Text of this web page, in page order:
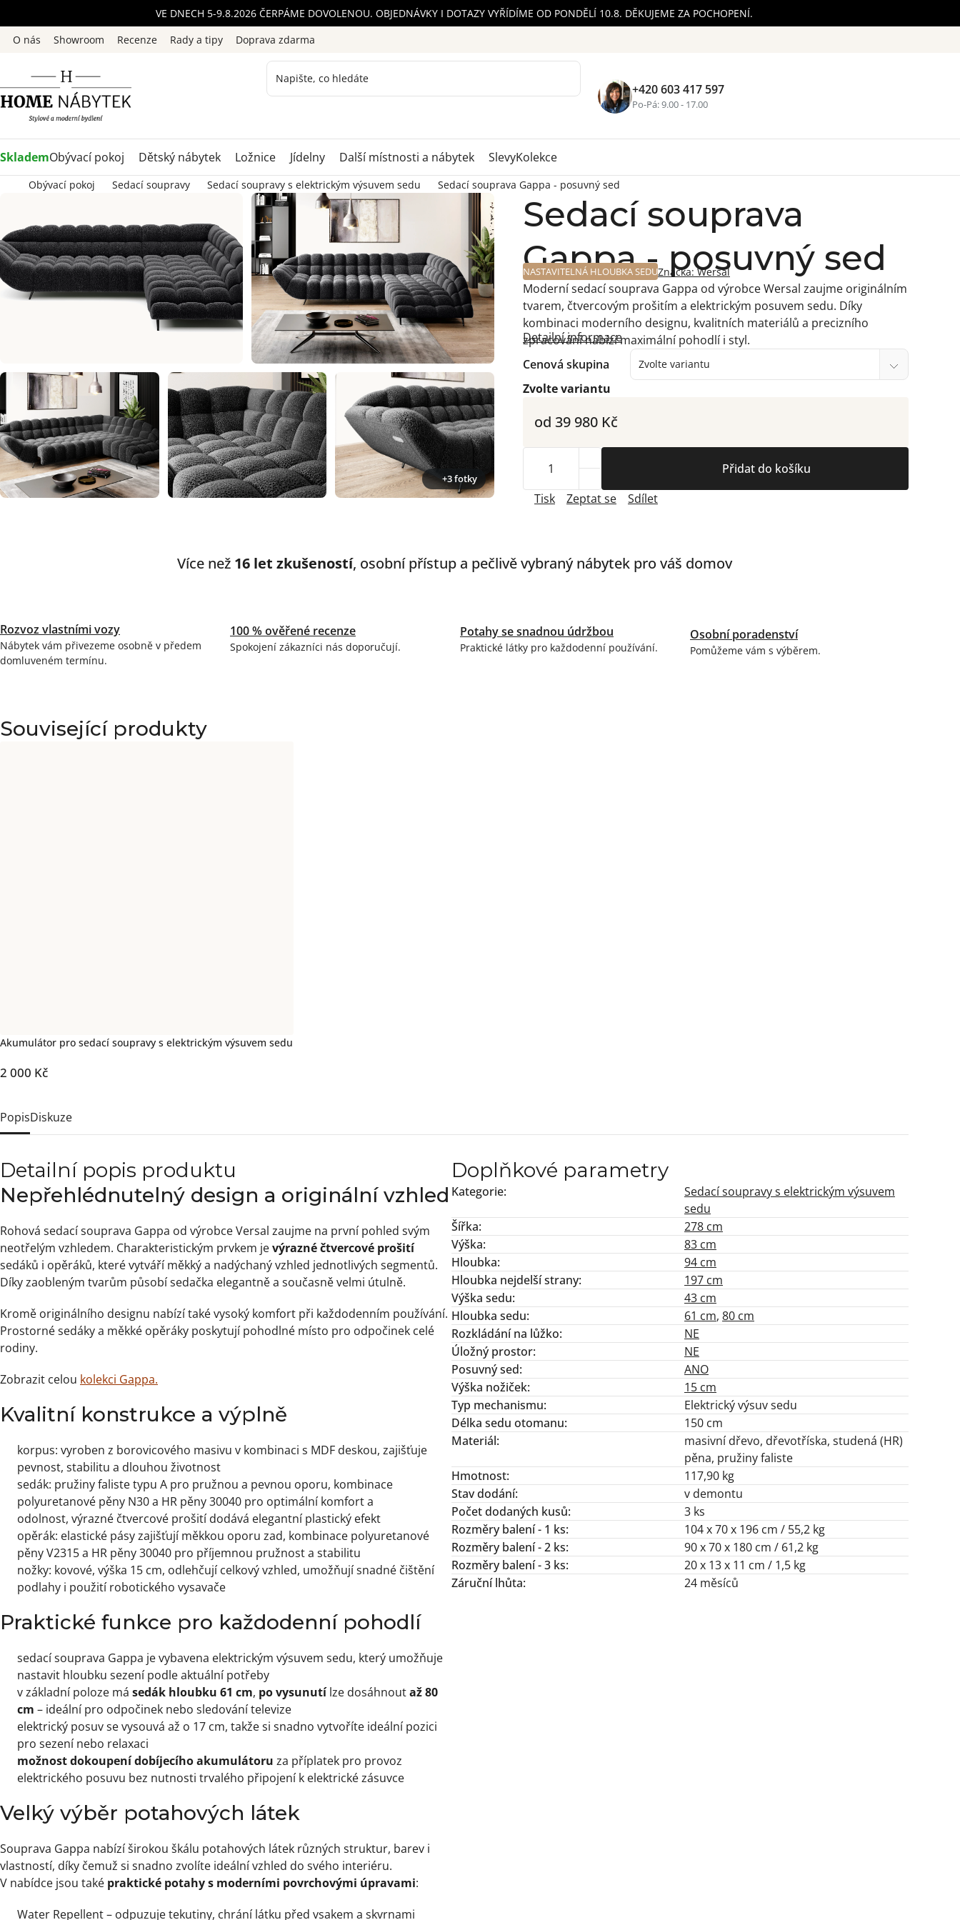
na
obsah
VE DNECH 5-9.8.2026 ČERPÁME DOVOLENOU. OBJEDNÁVKY I DOTAZY VYŘÍDÍME OD PONDĚLÍ 10.8. DĚKUJEME ZA POCHOPENÍ.
O nás
Showroom Recenze Rady a tipy Doprava zdarma
+420 603 417 597
Po-Pá: 9.00 - 17.00
SklademObývací pokoj Dětský nábytek Ložnice Jídelny Další místnosti a nábytek SlevyKolekce
Obývací pokoj Sedací soupravy Sedací soupravy s elektrickým výsuvem sedu Sedací souprava Gappa - posuvný sed
+3 fotky
Sedací souprava
Gappa - posuvný sed
NASTAVITELNÁ HLOUBKA SEDUZnačka:Wersal
od 39 980 Kč
Zvolte variantu
Cenová skupina
Přidat do košíku
Moderní sedací souprava Gappa od výrobce Wersal zaujme originálním
tvarem, čtvercovým prošitím a elektrickým posuvem sedu. Díky
kombinaci moderního designu, kvalitních materiálů a precizního
zpracování nabízí maximální pohodlí i styl.
Detailní informace
Tisk Zeptat se Sdílet
Více než 16 let zkušeností, osobní přístup a pečlivě vybraný nábytek pro váš domov
Rozvoz vlastními vozy
Nábytek vám přivezeme osobně v předem
domluveném termínu.
100 % ověřené recenze
Spokojení zákazníci nás doporučují.
Potahy se snadnou údržbou
Praktické látky pro každodenní používání.
Osobní poradenství
Pomůžeme vám s výběrem.
Související produkty
Akumulátor pro sedací soupravy s elektrickým výsuvem sedu
2 000 Kč
PopisDiskuze
Detailní popis produktu
Nepřehlédnutelný design a originální vzhled
Rohová sedací souprava Gappa od výrobce Versal zaujme na první pohled svým
neotřelým vzhledem. Charakteristickým prvkem jevýrazné čtvercové prošití
sedáků i opěráků, které vytváří měkký a nadýchaný vzhled jednotlivých segmentů.
Díky zaobleným tvarům působí sedačka elegantně a současně velmi útulně.
Kromě originálního designu nabízí také vysoký komfort při každodenním používání.
Prostorné sedáky a měkké opěráky poskytují pohodlné místo pro odpočinek celé
rodiny.
Zobrazit celou kolekci Gappa.
Kvalitní konstrukce a výplně
korpus: vyroben z borovicového masivu v kombinaci s MDF deskou, zajišťuje
pevnost, stabilitu a dlouhou životnost
sedák: pružiny faliste typu A pro pružnou a pevnou oporu, kombinace
polyuretanové pěny N30 a HR pěny 30040 pro optimální komfort a
odolnost, výrazné čtvercové prošití dodává elegantní plastický efekt
opěrák: elastické pásy zajišťují měkkou oporu zad, kombinace polyuretanové
pěny V2315 a HR pěny 30040 pro příjemnou pružnost a stabilitu
nožky: kovové, výška 15 cm, odlehčují celkový vzhled, umožňují snadné čištění
podlahy i použití robotického vysavače
Praktické funkce pro každodenní pohodlí
sedací souprava Gappa je vybavena elektrickým výsuvem sedu, který umožňuje
nastavit hloubku sezení podle aktuální potřeby
v základní poloze má sedák hloubku 61 cm, po vysunutílze dosáhnoutaž 80
cm – ideální pro odpočinek nebo sledování televize
elektrický posuv se vysouvá až o 17 cm, takže si snadno vytvoříte ideální pozici
pro sezení nebo relaxaci
možnost dokoupení dobíjecího akumulátoru za příplatek pro provoz
elektrického posuvu bez nutnosti trvalého připojení k elektrické zásuvce
Velký výběr potahových látek
Souprava Gappa nabízí širokou škálu potahových látek různých struktur, barev i
vlastností, díky čemuž si snadno zvolíte ideální vzhled do svého interiéru.
V nabídce jsou také praktické potahy s moderními povrchovými úpravami:
Water Repellent – odpuzuje tekutiny, chrání látku před vsakem a skvrnami
Doplňkové parametry
Kategorie:
Sedací soupravy s elektrickým výsuvem
sedu
Šířka:
278 cm
Výška:
83 cm
Hloubka:
94 cm
Hloubka nejdelší strany:
197 cm
Výška sedu:
43 cm
Hloubka sedu: 61 cm, 80 cm
Rozkládání na lůžko:
NE
Úložný prostor:
NE
Posuvný sed:
ANO
Výška nožiček:
15 cm
Typ mechanismu:
Elektrický výsuv sedu
Délka sedu otomanu:
150 cm
Materiál:
masivní dřevo, dřevotříska, studená (HR)
pěna, pružiny faliste
Hmotnost:
117,90 kg
Stav dodání:
v demontu
Počet dodaných kusů:
3 ks
Rozměry balení - 1 ks:
104 x 70 x 196 cm / 55,2 kg
Rozměry balení - 2 ks:
90 x 70 x 180 cm / 61,2 kg
Rozměry balení - 3 ks:
20 x 13 x 11 cm / 1,5 kg
Záruční lhůta: 24 měsíců